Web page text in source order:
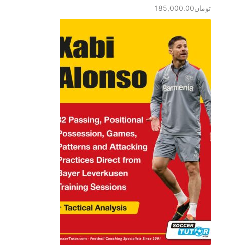
تومان185,000.00